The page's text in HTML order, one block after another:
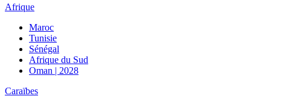
Afrique
Maroc
Tunisie
Sénégal
Afrique du Sud
Oman | 2028
Caraïbes